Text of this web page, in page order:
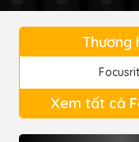
Thương
Xem tất cả